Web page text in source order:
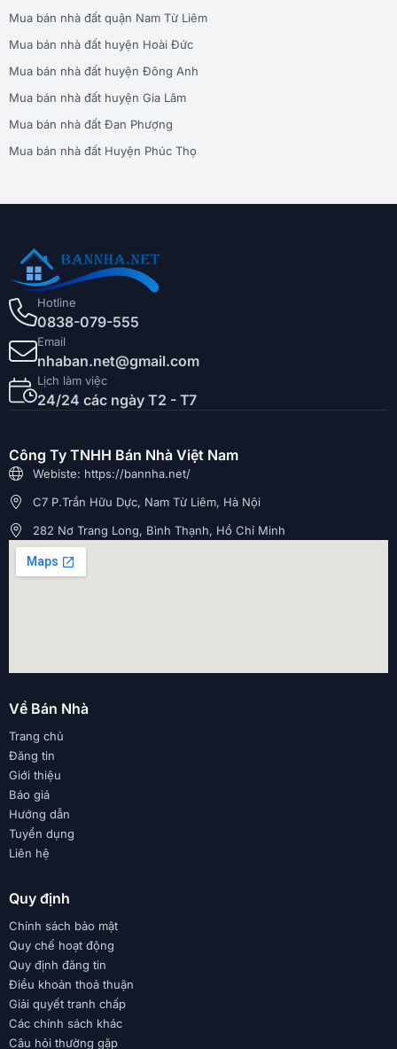
Mua bán nhà đất quận Nam Từ Liêm
Mua bán nhà đất huyện Hoài Đức
Mua bán nhà đất huyện Đông Anh
Mua bán nhà đất huyện Gia Lâm
Mua bán nhà đất Đan Phượng
Mua bán nhà đất Huyện Phúc Thọ
Hotline
0838-079-555
Email
nhaban.net@gmail.com
Lịch làm việc
24/24 các ngày T2 - T7
Công Ty TNHH Bán Nhà Việt Nam
Webiste: https://bannha.net/
C7 P.Trần Hữu Dực, Nam Từ Liêm, Hà Nội
282 Nơ Trang Long, Bình Thạnh, Hồ Chí Minh
Về Bán Nhà
Trang chủ
Đăng tin
Giới thiệu
Báo giá
Hướng dẫn
Tuyển dụng
Liên hệ
Quy định
Chính sách bảo mật
Quy chế hoạt động
Quy định đăng tin
Điều khoản thoả thuận
Giải quyết tranh chấp
Các chính sách khác
Câu hỏi thường gặp